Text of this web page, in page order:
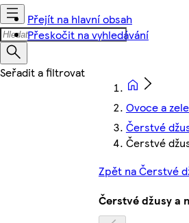
Přejít na hlavní obsah
Přeskočit na vyhledávání
Ovoce a
Čerstvé
Čerstvé
Zpět na Čerstvé
Čerstvé džusy a